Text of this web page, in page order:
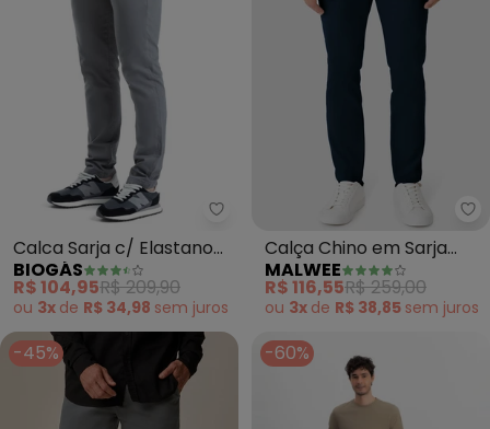
Biogás - Calca Sarja c/
Calca Sarja c/ Elastano
Chino Importada (Cinza)
BIOGÁS
R$ 104,95R$ 209,90
ou 3x de R$ 34,98 sem juros
Calça Chino em Sarja
(Azul Marinho)
MALWEE
R$ 116,55R$ 259,00
ou 3x de R$ 38,85 sem juros
-45% -60%